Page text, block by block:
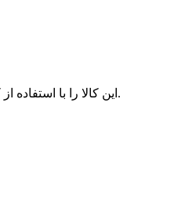
این کالا را با استفاده از کلمات کوتاه و ساده توضیح دهید.